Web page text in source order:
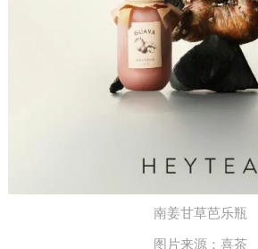
南姜甘草芭乐瓶
图片来源：喜茶